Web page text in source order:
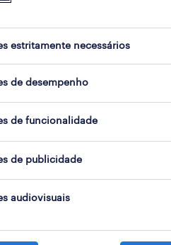
operador de loja - verão
cascais, lisboa
temporário
publicado em 6 agosto 2026
estritamente necessários
de desempenho
de funcionalidade
de publicidade
audiovisuais